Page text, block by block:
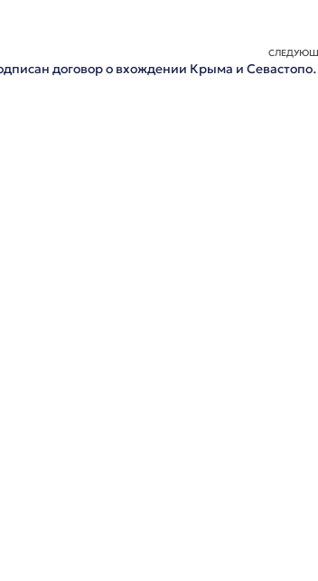
Подписан